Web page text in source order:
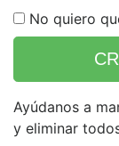
No quiero
Ayúdanos a
y eliminar